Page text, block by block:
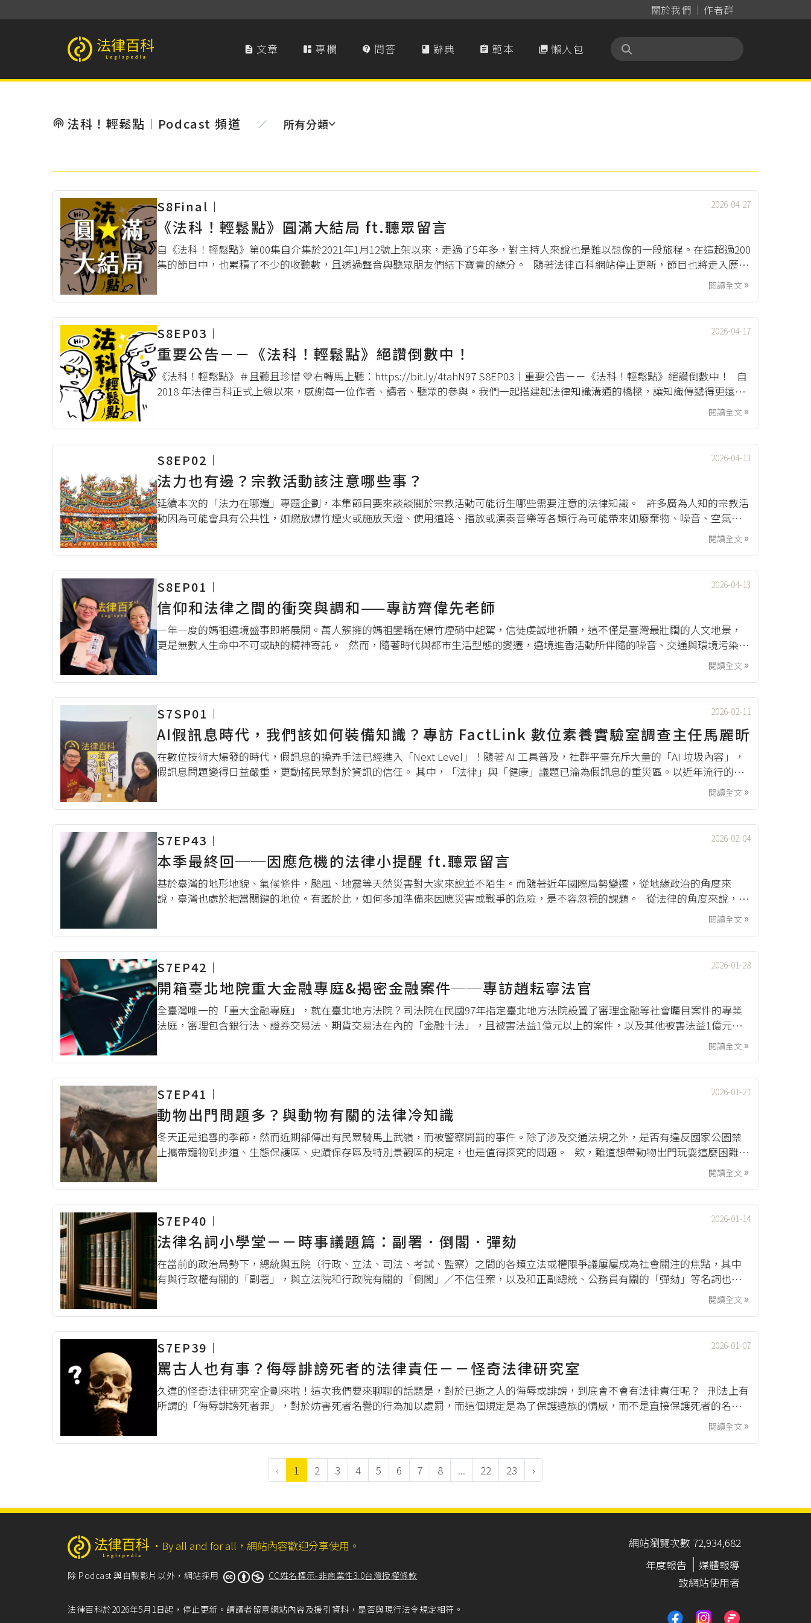
關於我們 作者群
法律百科 Legispedia  文章  專欄  問答  辭典  範本  懶人包
 法科！輕鬆點︱Podcast 頻道 ／ 所有分類
S8Final︱ 2026-04-27
《法科！輕鬆點》圓滿大結局 ft.聽眾留言
自《法科！輕鬆點》第00集自介集於2021年1月12號上架以來，走過了5年多，對主持人來說也是難以想像的一段旅程。在這超過200
集的節目中，也累積了不少的收聽數，且透過聲音與聽眾朋友們結下寶貴的緣分。 隨著法律百科網站停止更新，節目也將走入歷
史。但這些珍貴的回憶將存在大家的心中。本集節目由Yt與Henry回應聽眾朋友的留言，最後會由主持群和各位聽眾朋友說說話，謝
閱讀全文
S8EP03︱ 2026-04-17
重要公告－－《法科！輕鬆點》絕讚倒數中！
《法科！輕鬆點》＃且聽且珍惜 💛右轉馬上聽：https://bit.ly/4tahN97 S8EP03︱重要公告－－《法科！輕鬆點》絕讚倒數中！ 自
2018 年法律百科正式上線以來，感謝每一位作者、讀者、聽眾的參與。我們一起搭建起法律知識溝通的橋樑，讓知識傳遞得更遠。
閱讀全文
S8EP02︱ 2026-04-13
法力也有邊？宗教活動該注意哪些事？
延續本次的「法力在哪邊」專題企劃，本集節目要來談談關於宗教活動可能衍生哪些需要注意的法律知識。 許多廣為人知的宗教活
動因為可能會具有公共性，如燃放爆竹煙火或施放天燈、使用道路、播放或演奏音樂等各類行為可能帶來如廢棄物、噪音、空氣污
染、通行等問題，因而產生宗教活動與法律之間的緊張關係。 本集節目將由Yt與Henry一起討論關於爆竹煙火的種類、購買、施放
閱讀全文
S8EP01︱ 2026-04-13
信仰和法律之間的衝突與調和——專訪齊偉先老師
一年一度的媽祖遶境盛事即將展開。萬人簇擁的媽祖鑾轎在爆竹煙硝中起駕，信徒虔誠地祈願，這不僅是臺灣最壯闊的人文地景，
更是無數人生命中不可或缺的精神寄託。 然而，隨著時代與都市生活型態的變遷，遶境進香活動所伴隨的噪音、交通與環境污染等
問題，也頻頻激起公眾的討論。但除了在「合法」與「違法」之間的爭論以外，宗教信仰對臺灣社會運作，具備著什麼樣的深層意
閱讀全文
S7SP01︱ 2026-02-11
AI假訊息時代，我們該如何裝備知識？專訪 FactLink 數位素養實驗室調查主任馬麗昕
在數位技術大爆發的時代，假訊息的操弄手法已經進入「Next Level」！隨著 AI 工具普及，社群平臺充斥大量的「AI 垃圾內容」，
假訊息問題變得日益嚴重，更動搖民眾對於資訊的信任。 其中，「法律」與「健康」議題已淪為假訊息的重災區。以近年流行的
「AI 醫生」影片為例，透過專業術語包裝「半真半假」的內容，能夠輕易博取民眾的信任，卻隱含誤導病患的風險。此外，當重大
閱讀全文
S7EP43︱ 2026-02-04
本季最終回──因應危機的法律小提醒 ft.聽眾留言
基於臺灣的地形地貌、氣候條件，颱風、地震等天然災害對大家來說並不陌生。而隨著近年國際局勢變遷，從地緣政治的角度來
說，臺灣也處於相當關鍵的地位。有鑑於此，如何多加準備來因應災害或戰爭的危險，是不容忽視的課題。 從法律的角度來說，面
對災害或戰爭，會有什麼樣的規定？人民又會有哪些權利義務？當危機發生時，可以怎麼貢獻一己之力？又需要留意哪些事情以免
閱讀全文
S7EP42︱ 2026-01-28
開箱臺北地院重大金融專庭&揭密金融案件──專訪趙耘寧法官
全臺灣唯一的「重大金融專庭」，就在臺北地方法院？司法院在民國97年指定臺北地方法院設置了審理金融等社會矚目案件的專業
法庭，審理包含銀行法、證券交易法、期貨交易法在內的「金融十法」，且被害法益1億元以上的案件，以及其他被害法益1億元以
上案件，和其他重大矚目案件。 那審理這些案件的法官，會有什麼樣的經驗與心得呢？本集節目非常榮幸邀請到臺北地院重大金融
閱讀全文
S7EP41︱ 2026-01-21
動物出門問題多？與動物有關的法律冷知識
冬天正是追雪的季節，然而近期卻傳出有民眾騎馬上武嶺，而被警察開罰的事件。除了涉及交通法規之外，是否有違反國家公園禁
止攜帶寵物到步道、生態保護區、史蹟保存區及特別景觀區的規定，也是值得探究的問題。 欸，難道想帶動物出門玩耍這麼困難
嗎？實務上關於動物出門的問題有哪些？如果所飼養的寵物面惡心善，還需要擔心違反法律嗎？有哪些動物算是「危險動物」而需
閱讀全文
S7EP40︱ 2026-01-14
法律名詞小學堂－－時事議題篇：副署．倒閣．彈劾
在當前的政治局勢下，總統與五院（行政、立法、司法、考試、監察）之間的各類立法或權限爭議屢屢成為社會關注的焦點，其中
有與行政權有關的「副署」，與立法院和行政院有關的「倒閣」／不信任案，以及和正副總統、公務員有關的「彈劾」等名詞也佔
據媒體版面、受到相當多的討論。 這些名詞乍看之下離我們很遙遠，但內涵涉及了不同憲法機關之間的權力分立與制衡，而這些概
閱讀全文
S7EP39︱ 2026-01-07
罵古人也有事？侮辱誹謗死者的法律責任－－怪奇法律研究室
久違的怪奇法律研究室企劃來啦！這次我們要來聊聊的話題是，對於已逝之人的侮辱或誹謗，到底會不會有法律責任呢？ 刑法上有
所謂的「侮辱誹謗死者罪」，對於妨害死者名譽的行為加以處罰，而這個規定是為了保護遺族的情感，而不是直接保護死者的名
譽。在民事損害賠償責任上，對於應該如何保護死者人格上的精神利益，則尚有討論空間。 在臺灣，曾經發生過一起備受矚目的
閱讀全文
‹ 1 2 3 4 5 6 7 8 ... 22 23 ›
‧ By all and for all，網站內容歡迎分享使用。
除 Podcast 與自製影片以外，網站採用 CC姓名標示-非商業性3.0台灣授權條款
法律百科於2026年5月1日起，停止更新。請讀者留意網站內容及援引資料，是否與現行法令規定相符。
網站瀏覽次數 72,934,682
年度報告
媒體報導
致網站使用者